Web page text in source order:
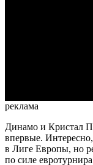
реклама
Динамо и Кристал
впервые.
в Лиге Европы, но
по силе